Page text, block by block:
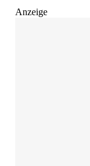
Anzeige